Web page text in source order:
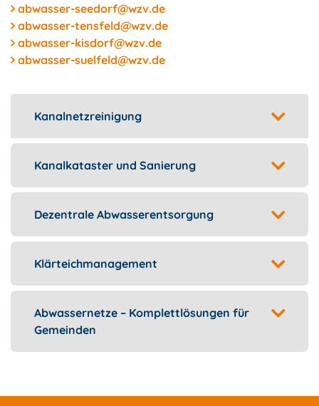
abwasser-seedorf@wzv.de
abwasser-tensfeld@wzv.de
abwasser-kisdorf@wzv.de
abwasser-suelfeld@wzv.de
Kanalnetzreinigung
Kanalkataster und Sanierung
Dezentrale Abwasserentsorgung
Klärteichmanagement
Abwassernetze – Komplettlösungen für
Gemeinden